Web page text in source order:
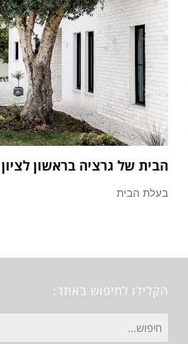
הבית של גרציה בראשון לציון
בעלת הבית
הקלידו לחיפוש באתר:
חיפוש